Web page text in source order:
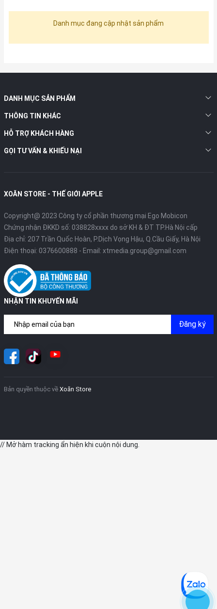
Danh mục đang cập nhật sản phẩm
DANH MỤC SẢN PHẨM
THÔNG TIN KHÁC
HỖ TRỢ KHÁCH HÀNG
GỌI TƯ VẤN & KHIẾU NẠI
XOĂN STORE - THẾ GIỚI APPLE
Copyright@ 2023 Công ty cổ phần thương mại Ego Mobicon
Chứng nhận ĐKKD số: 038828xxxx do sở KH & ĐT TP.Hà Nội cấp
Địa chỉ: 207 Trần Quốc Hoàn, P.Dịch Vọng Hậu, Q.Cầu Giấy, Hà Nội
Điện thoại: 0376600888 - Email: xtmedia.group@gmail.com
NHẬN TIN KHUYẾN MÃI
Đăng ký
Bản quyền thuộc về Xoăn Store
// Mở hàm tracking ẩn hiện khi cuộn nội dung.